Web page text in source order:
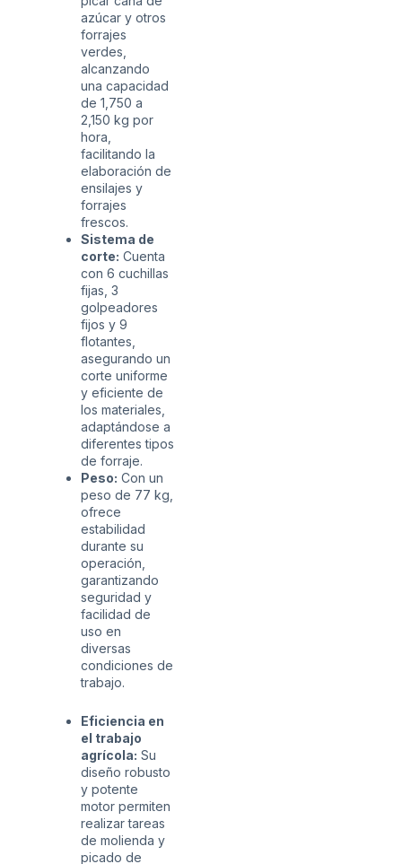
azúcar y otros
forrajes
verdes,
alcanzando
una capacidad
de 1,750 a
2,150 kg por
hora,
facilitando la
elaboración de
ensilajes y
forrajes
frescos.
Sistema de
corte: Cuenta
con 6 cuchillas
fijas, 3
golpeadores
fijos y 9
flotantes,
asegurando un
corte uniforme
y eficiente de
los materiales,
adaptándose a
diferentes tipos
de forraje.
Peso: Con un
peso de 77 kg,
ofrece
estabilidad
durante su
operación,
garantizando
seguridad y
facilidad de
uso en
diversas
condiciones de
trabajo.
Eficiencia en
el trabajo
agrícola: Su
diseño robusto
y potente
motor permiten
realizar tareas
de molienda y
picado de